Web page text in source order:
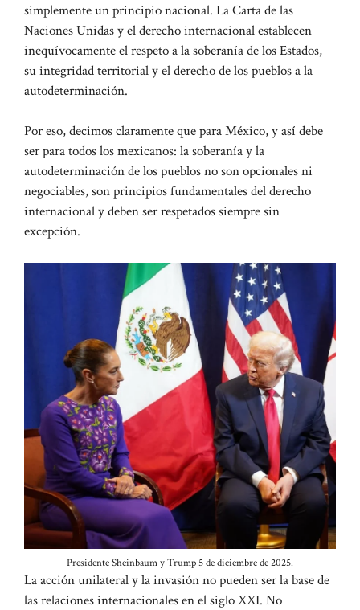
simplemente un principio nacional. La Carta de las
Naciones Unidas y el derecho internacional establecen
inequívocamente el respeto a la soberanía de los Estados,
su integridad territorial y el derecho de los pueblos a la
autodeterminación.
Por eso, decimos claramente que para México, y así debe
ser para todos los mexicanos: la soberanía y la
autodeterminación de los pueblos no son opcionales ni
negociables, son principios fundamentales del derecho
internacional y deben ser respetados siempre sin
excepción.
Presidente Sheinbaum y Trump 5 de diciembre de 2025.
La acción unilateral y la invasión no pueden ser la base de
las relaciones internacionales en el siglo XXI. No